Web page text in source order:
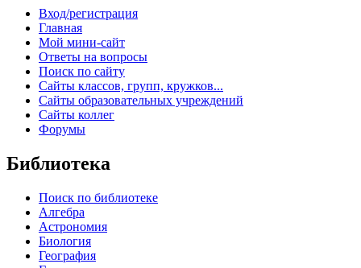
Вход/регистрация
Главная
Мой мини-сайт
Ответы на вопросы
Поиск по сайту
Сайты классов, групп, кружков...
Сайты образовательных учреждений
Сайты коллег
Форумы
Библиотека
Поиск по библиотеке
Алгебра
Астрономия
Биология
География